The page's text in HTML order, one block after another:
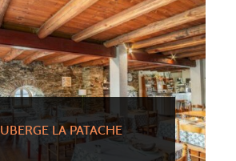
LA PATACHE